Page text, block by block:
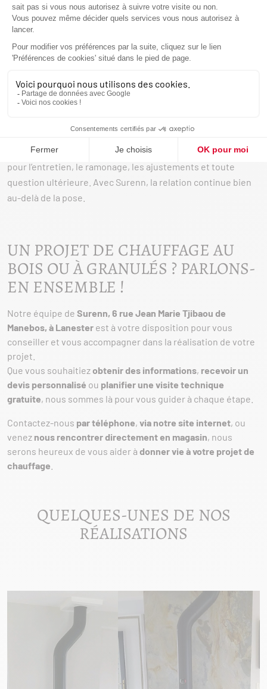
équipe assure la prise en charge complète.
Installation 100 % interne: aucune sous-traitance. Nos
aux normes éventuelle du conduit. Cette maîtrise nous
Mise en service & formation: une fois l’installation terminée,
nous effectuons tous les réglages nécessaires, vérifions le
l’entretien et les consignes de sécurité de votre appareil.
Suivi et service après-vente : notre équipe reste à vos côtés
pour l’entretien, le ramonage, les ajustements et toute
question ultérieure. Avec Surenn, la relation continue bien
au-delà de la pose.
UN PROJET DE CHAUFFAGE AU
BOIS OU À GRANULÉS ? PARLONS-
EN ENSEMBLE !
Notre équipe de Surenn, 6 rue Jean Marie Tjibaou de
Manebos, à Lanester est à votre disposition pour vous
conseiller et vous accompagner dans la réalisation de votre
projet.
Que vous souhaitiezobtenir des informations, recevoir un
devis personnalisé ou planifier une visite technique
gratuite, nous sommes là pour vous guider à chaque étape.
Contactez-nous par téléphone, via notre site internet, ou
venez nous rencontrer directement en magasin, nous
serons heureux de vous aider à donner vie à votre projet de
chauffage
QUELQUES-UNES DE NOS
RÉALISATIONS